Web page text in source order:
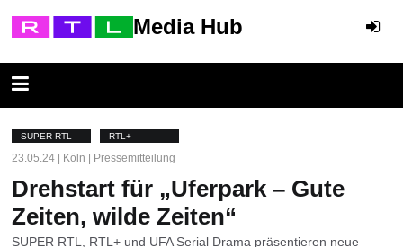
Media Hub
SUPER RTL RTL+
23.05.24 | Köln | Pressemitteilung
Drehstart für „Uferpark – Gute
Zeiten, wilde Zeiten“
SUPER RTL, RTL+ und UFA Serial Drama präsentieren neue